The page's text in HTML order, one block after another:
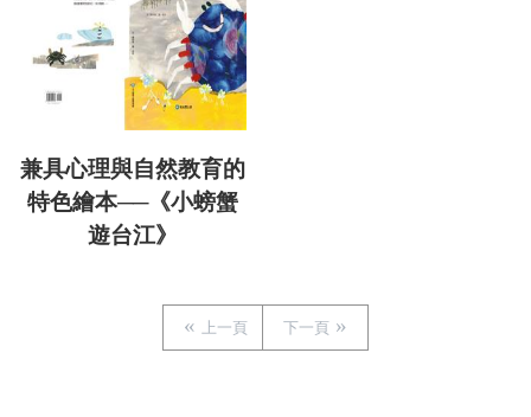
兼具心理與自然教育的
特色繪本──《小螃蟹
遊台江》
上一頁 下一頁